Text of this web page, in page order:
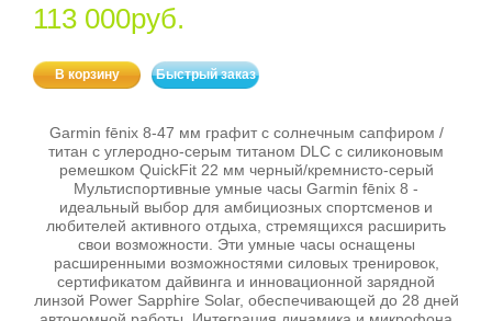
113 000руб.
В корзину Быстрый заказ
Garmin fēnix 8-47 мм графит с солнечным сапфиром /
титан с углеродно-серым титаном DLC с силиконовым
ремешком QuickFit 22 мм черный/кремнисто-серый
Мультиспортивные умные часы Garmin fēnix 8 -
идеальный выбор для амбициозных спортсменов и
любителей активного отдыха, стремящихся расширить
свои возможности. Эти умные часы оснащены
расширенными возможностями силовых тренировок,
сертификатом дайвинга и инновационной зарядной
линзой Power Sapphire Solar, обеспечивающей до 28 дней